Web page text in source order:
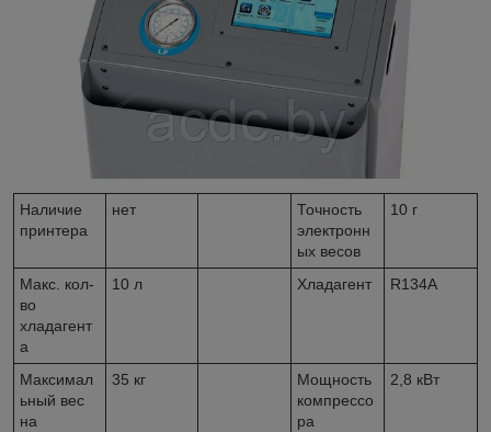
Наличие
принтера
нет
Точность
электронн
ых весов
10 г
Макс. кол-
во
хладагент
а
10 л Хладагент R134A
Максимал
ьный вес
на
35 кг
Мощность
компрессо
ра
2,8 кВт